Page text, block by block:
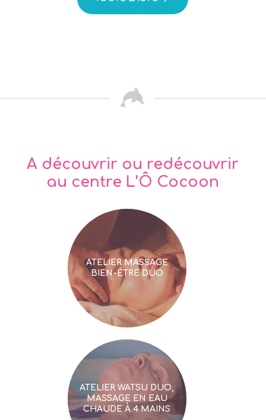
A découvrir ou redécouvrir
au centre L’Ô Cocoon
ATELIER MASSAGE
BIEN-ÊTRE DUO
ATELIER WATSU DUO,
MASSAGE EN EAU
CHAUDE À 4 MAINS